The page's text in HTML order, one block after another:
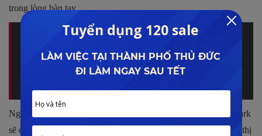
trong lòng bàn tay.
Theo Lê Đình Phong nhận định đây là một dự án rất đáng
mua để ở vì những tiện ích và tiềm năng mà nó mang lại.
Xem nhanh thông tin về dự án tại đây:SOL FOREST
Ngoài ra, với đa dạng các loại hình sản phẩm, Sol Forest Ecopark
sẽ có thể đáp ứng được đa dạng những nhu cầu khác nhau của thị